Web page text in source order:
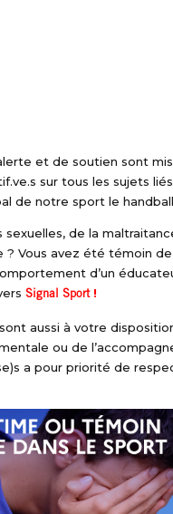
et de soutien sont
sur tous les sujets
de notre sport le
sexuelles, de la
Vous avez été témoin
d’un
Signal Sport!
aussi à votre
ou de
a pour priorité de